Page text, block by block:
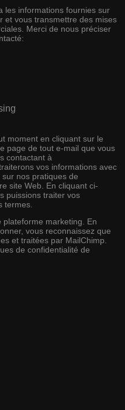
les informations fournies sur
et vous transmettre des mises
Merci de nous préciser
moment en cliquant sur le
page de tout e-mail que vous
contactant à
vos informations avec
nos pratiques de
site Web. En cliquant ci-
puissions traiter vos
termes.
plateforme marketing. En
vous reconnaissez que
et traitées par MailChimp.
de confidentialité de